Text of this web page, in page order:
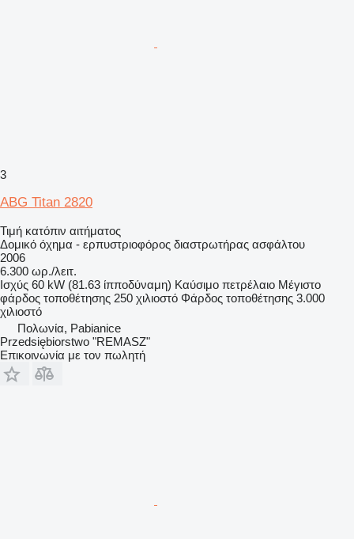
3
ABG Titan 2820
Τιμή κατόπιν αιτήματος
Δομικό όχημα - ερπυστριοφόρος διαστρωτήρας ασφάλτου
2006
6.300 ωρ./λειτ.
Ισχύς 60 kW (81.63 ίπποδύναμη) Καύσιμο πετρέλαιο Μέγιστο
φάρδος τοποθέτησης 250 χιλιοστό Φάρδος τοποθέτησης 3.000
χιλιοστό
Πολωνία, Pabianice
Przedsiębiorstwo "REMASZ"
Επικοινωνία με τον πωλητή